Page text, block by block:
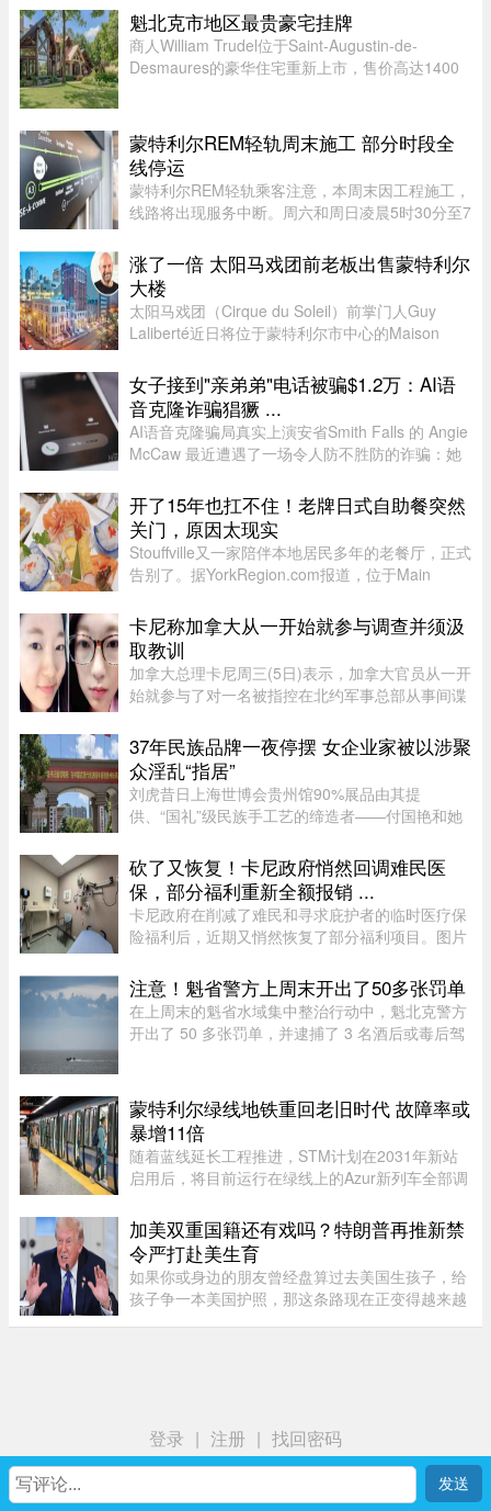
五起延伸至 Centre-du- ...
魁北克市地区最贵豪宅挂牌
商人William Trudel位于Saint-Augustin-de-
Desmaures的豪华住宅重新上市，售价高达1400
的豪宅。这栋位于Joseph-Dugal街 ...
蒙特利尔REM轻轨周末施工 部分时段全
线停运
蒙特利尔REM轻轨乘客注意，本周末因工程施工，
线路将出现服务中断。周六和周日凌晨5时30分至7
至Bois-Franc路段停运时间将持续至上午10时。
REM将安排接驳巴士连接受影响 ...
涨了一倍 太阳马戏团前老板出售蒙特利尔
大楼
太阳马戏团（Cirque du Soleil）前掌门人Guy
Laliberté近日将位于蒙特利尔市中心的Maison
Mach，成交价达9300万元。Groupe Mach董事长
兼首席执行官Vincent Chiara昨天周四向 ...
女子接到"亲弟弟"电话被骗$1.2万：AI语
音克隆诈骗猖獗 ...
AI语音克隆骗局真实上演安省Smith Falls 的 Angie
McCaw 最近遭遇了一场令人防不胜防的诈骗：她
叫出了她弟弟的名字，连声音都几乎一模一
样。"电话那头听起来真的就是我 ...
开了15年也扛不住！老牌日式自助餐突然
关门，原因太现实
Stouffville又一家陪伴本地居民多年的老餐厅，正式
告别了。据YorkRegion.com报道，位于Main
Maki Zushi，已于7月30日结束营业。Maki Zushi
经营15年后因租金上涨于7月30 ...
卡尼称加拿大从一开始就参与调查并须汲
取教训
加拿大总理卡尼周三(5日)表示，加拿大官员从一开
始就参与了对一名被指控在北约军事总部从事间谍
道，卡尼表示加拿大应该从这类事件中汲取教训，
但并未明确表示加拿大正在 ...
37年民族品牌一夜停摆 女企业家被以涉聚
众淫乱“指居”
刘虎昔日上海世博会贵州馆90%展品由其提
供、“国礼”级民族手工艺的缔造者——付国艳和她
们曾以百年老店为目标而努力，37年来克服了非
典、经济危机、疫情等重重困难。 ...
砍了又恢复！卡尼政府悄然回调难民医
保，部分福利重新全额报销 ...
卡尼政府在削减了难民和寻求庇护者的临时医疗保
险福利后，近期又悄然恢复了部分福利项目。图片
预算承诺削减资金，调整了为已安置的难民和等待
获得省或地区医保的庇护申 ...
注意！魁省警方上周末开出了50多张罚单
在上周末的魁省水域集中整治行动中，魁北克警方
开出了 50 多张罚单，并逮捕了 3 名酒后或毒后驾
内的多支魁省警力在 8 月 1 ...
蒙特利尔绿线地铁重回老旧时代 故障率或
暴增11倍
随着蓝线延长工程推进，STM计划在2031年新站
启用后，将目前运行在绿线上的Azur新列车全部调
客流量最高的绿线可能几乎全部由服役多年的MR-
73老旧列车运营。Projet Montr ...
加美双重国籍还有戏吗？特朗普再推新禁
令严打赴美生育
如果你或身边的朋友曾经盘算过去美国生孩子，给
孩子争一本美国护照，那这条路现在正变得越来越
登录 | 注册 | 找回密码
首页 我 社区 生活